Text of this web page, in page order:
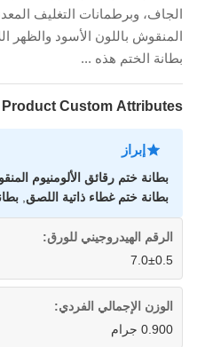
الجاف، وبرطمانات التغليف
المنقوش باللون الأسود والظهر
بطانة الختم هذه ...
Product Custom Attributes
إبراز
بطانة ختم رقائق الألومنيوم
بطانة ختم غطاء ذاتية اللصق
الرقم الهيدروجيني للورق:
7.0±0.5
الوزن الإجمالي الفردي:
0.900 جرام